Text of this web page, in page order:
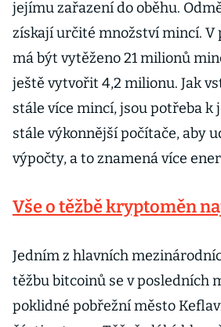
jejímu zařazení do oběhu.
získají určité množství mincí.
má být vytěženo 21 milionů
ještě vytvořit 4,2 milionu. Jak
stále více mincí, jsou potřeba k
stále výkonnější počítače, aby
výpočty, a to znamená více
Vše o těžbě kryptoměn
Jedním z hlavních
těžbu bitcoinů se v posledních
poklidné pobřežní město